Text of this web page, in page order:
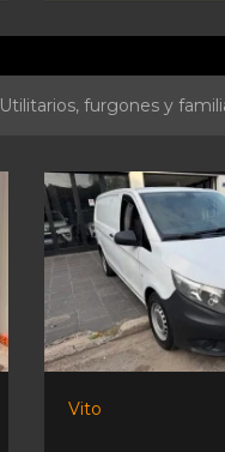
Utilitarios, furgones y
Vito